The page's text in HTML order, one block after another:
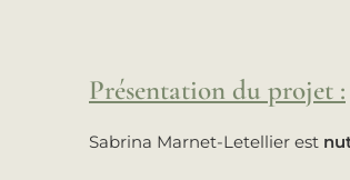
Présentation du projet :
Sabrina Marnet-Letellier est